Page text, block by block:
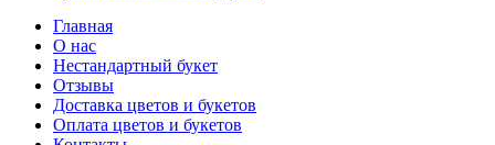
Главная
О нас
Нестандартный букет
Отзывы
Доставка цветов и букетов
Оплата цветов и букетов